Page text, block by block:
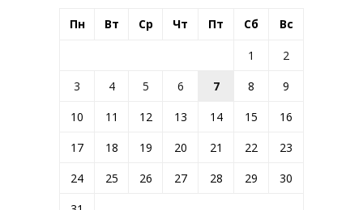
Пн Вт Ср Чт Пт Сб Вс
1
2
3
4 5 6 7 8
9
10
11 12 13 14 15
16
17
18 19 20 21 22
23
24
25 26 27 28 29
30